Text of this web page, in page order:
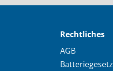
Rechtliches
AGB
Batteriegesetz